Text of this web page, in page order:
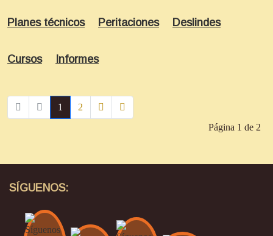
Planes técnicos Peritaciones Deslindes
Cursos Informes
Página 1 de 2
1 2
SÍGUENOS: